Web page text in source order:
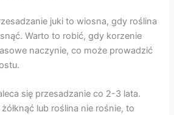
juki to wiosna, gdy roślina
Warto to robić, gdy korzenie
naczynie, co może prowadzić
się przesadzanie co 2-3 lata.
lub roślina nie rośnie, to